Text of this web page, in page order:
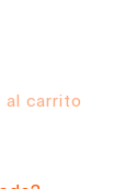
al carrito